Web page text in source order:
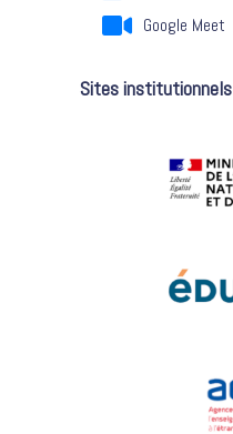
Google Meet
Sites institutionnels